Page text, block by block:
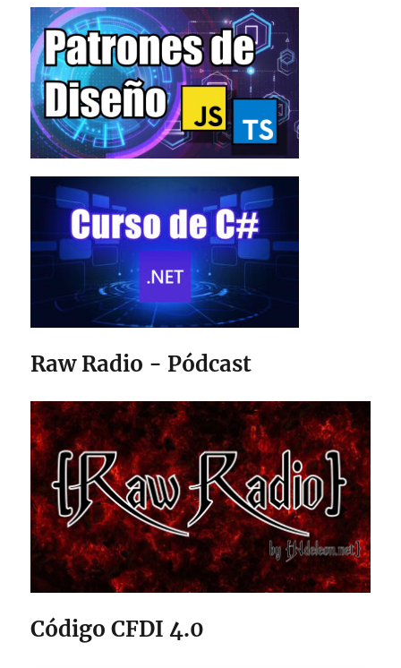
Raw Radio - Pódcast
Código CFDI 4.0